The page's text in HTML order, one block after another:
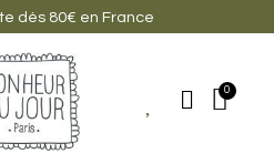
dès 80€ en France